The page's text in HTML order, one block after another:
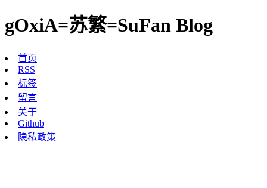
gOxiA=苏繁=SuFan Blog
首页
RSS
标签
留言
关于
Github
隐私政策